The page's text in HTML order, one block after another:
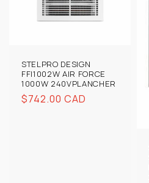
STELPRO DESIGN
FFI1002W AIR FORCE
1000W 240VPLANCHER
Prix
$742.00 CAD